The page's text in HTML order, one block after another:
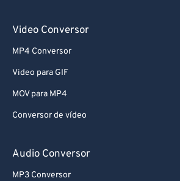
Video Conversor
MP4 Conversor
Video para GIF
MOV para MP4
Conversor de vídeo
Audio Conversor
MP3 Conversor